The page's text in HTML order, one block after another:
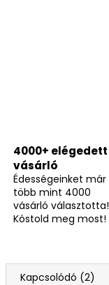
4000+ elégedett
vásárló
Édességeinket már
több mint 4000
vásárló választotta!
Kóstold meg most!
Kapcsolódó (2)